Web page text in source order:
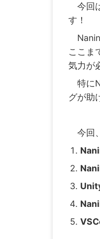
今回
す！
ここま
気力が
特に
グが助
今回